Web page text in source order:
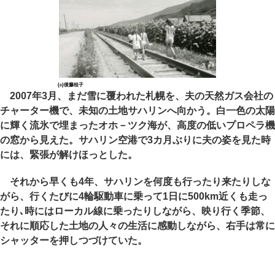
(c)後藤桂子
2007年3月、まだ雪に覆われた札幌を、夫の天然ガス会社の
チャーター機で、未知の土地サハリンへ向かう。白一色の太陽
に輝く流氷で埋まったオホ－ツク海が、高度の低いプロペラ機
の窓から見えた。サハリン空港で3カ月ぶりに夫の姿を見た時
には、緊張が解けほっとした。
それから早くも4年、サハリンを何度も行ったり来たりしな
がら、行くたびに4輪駆動車に乗って1日に500km近くも走っ
たり､時にはローカル線に乗ったりしながら、映り行く季節、
それに順応した土地の人々の生活に感動しながら、右手は常に
シャッターを押しつづけていた。